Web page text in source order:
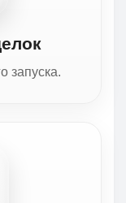
запуска.